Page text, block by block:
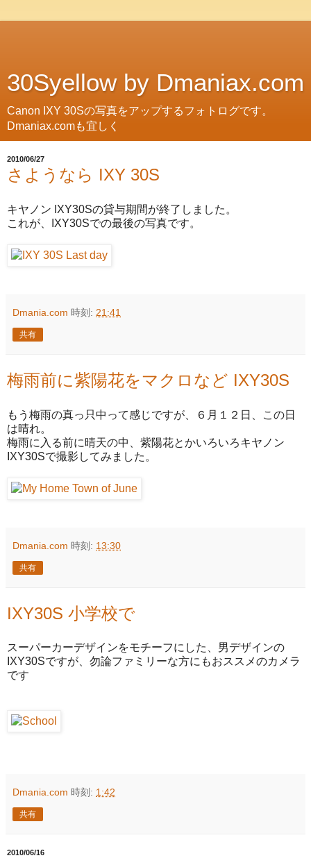
30Syellow by Dmaniax.com
Canon IXY 30Sの写真をアップするフォトログです。
Dmaniax.comも宜しく
2010/06/27
さようなら IXY 30S
キヤノン IXY30Sの貸与期間が終了しました。
これが、IXY30Sでの最後の写真です。
Dmania.com 時刻: 21:41
共有
梅雨前に紫陽花をマクロなど IXY30S
もう梅雨の真っ只中って感じですが、６月１２日、この日
は晴れ。
梅雨に入る前に晴天の中、紫陽花とかいろいろキヤノン
IXY30Sで撮影してみました。
Dmania.com 時刻: 13:30
共有
IXY30S 小学校で
スーパーカーデザインをモチーフにした、男デザインの
IXY30Sですが、勿論ファミリーな方にもおススメのカメラ
です
Dmania.com 時刻: 1:42
共有
2010/06/16